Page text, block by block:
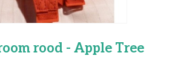
rood - Apple Tree